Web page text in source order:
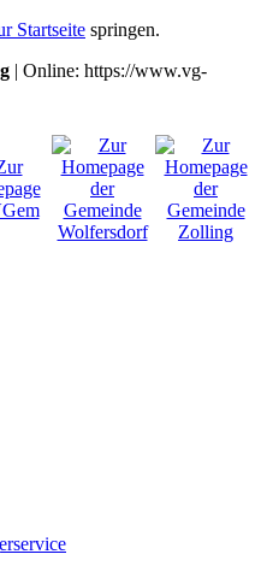
Startseite springen.
| Online: https://www.vg-